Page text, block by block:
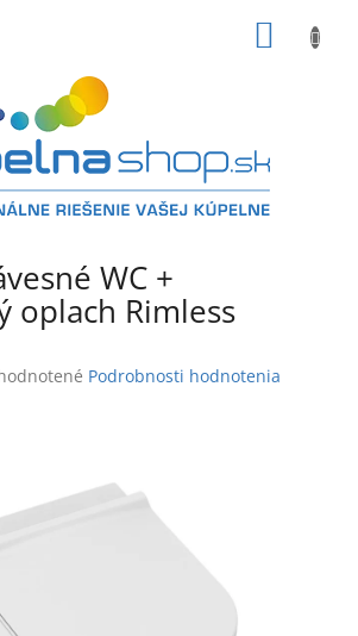
WC +
oplach Rimless
Podrobnosti hodnotenia